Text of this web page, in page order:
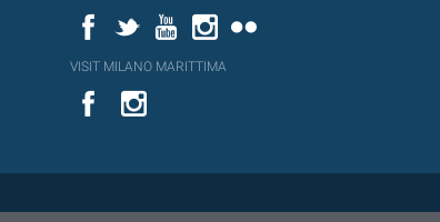
FacebookTwitterYouTubeInstagram
YouT
VISIT MILANO MARITTIMA
Flick
VISIT
MILANO
YouTube